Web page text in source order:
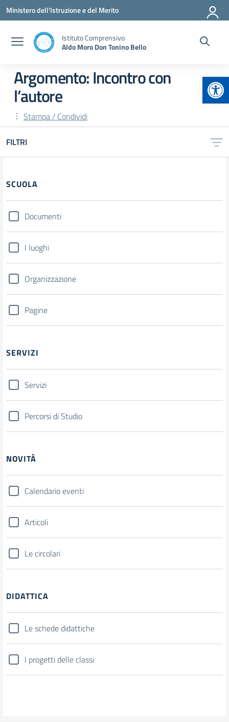
Vai ai contenuti
Vai al menu di navigazione
Vai al footer
Ministero dell'Istruzione e del Merito
Istituto Comprensivo
Aldo Moro Don Tonino Bello
Argomento: Incontro con
l’autore
Stampa / Condividi
FILTRI
Filtri
SCUOLA
Documenti
I luoghi
Organizzazione
Pagine
SERVIZI
Servizi
Percorsi di Studio
NOVITÀ
Calendario eventi
Articoli
Le circolari
DIDATTICA
Le schede didattiche
I progetti delle classi